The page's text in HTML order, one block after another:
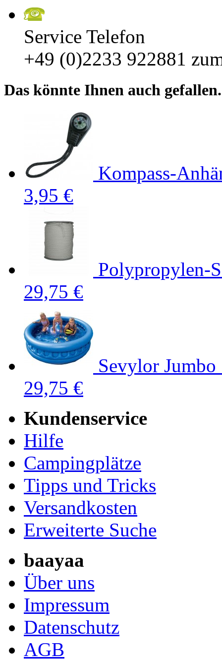
Service Telefon
+49 (0)2233 922881
Das könnte Ihnen auch gefallen.
Kompass-
3,95 €
Polypropylen-
29,75 €
Sevylor
29,75 €
Kundenservice
Hilfe
Campingplätze
Tipps und Tricks
Versandkosten
Erweiterte Suche
baayaa
Über uns
Impressum
Datenschutz
AGB